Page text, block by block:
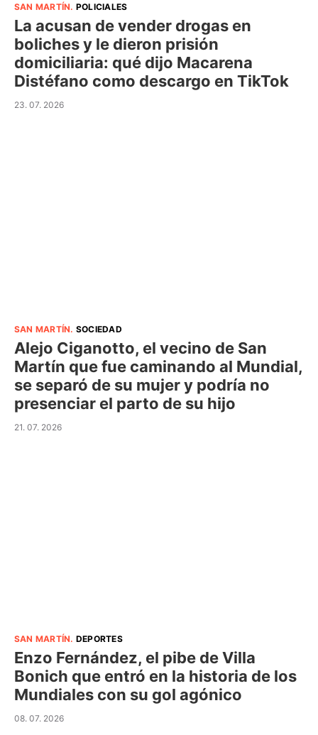
SAN MARTÍN. POLICIALES
La acusan de vender drogas en
boliches y le dieron prisión
domiciliaria: qué dijo Macarena
Distéfano como descargo en TikTok
23. 07. 2026
SAN MARTÍN. SOCIEDAD
Alejo Ciganotto, el vecino de San
Martín que fue caminando al Mundial,
se separó de su mujer y podría no
presenciar el parto de su hijo
21. 07. 2026
SAN MARTÍN. DEPORTES
Enzo Fernández, el pibe de Villa
Bonich que entró en la historia de los
Mundiales con su gol agónico
08. 07. 2026